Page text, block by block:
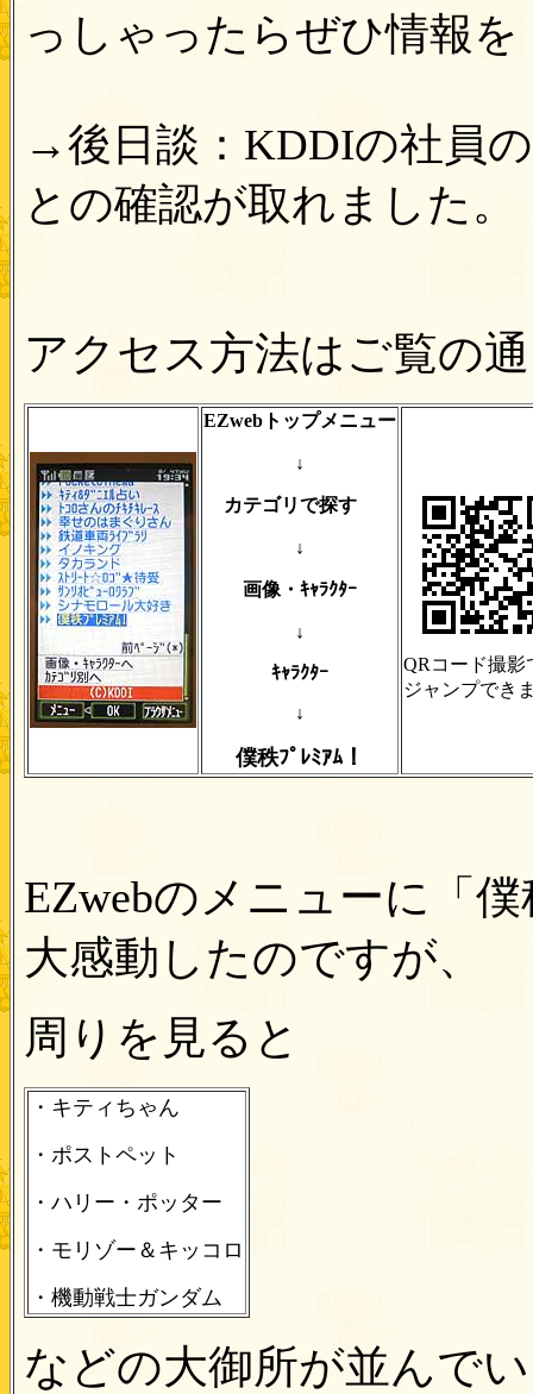
っしゃったらぜひ情報を
→後日談：KDDIの社員
との確認が取れました。
アクセス方法はご覧の
EZwebトップメニュー
↓
カテゴリで探す
↓
画像・ｷｬﾗｸﾀｰ
↓
ｷｬﾗｸﾀｰ
↓
僕秩ﾌﾟﾚﾐｱﾑ！
QRコード撮影
ジャンプでき
EZwebのメニューに「
大感動したのですが、
周りを見ると
・キティちゃん
・ポストペット
・ハリー・ポッター
・モリゾー＆キッコロ
・機動戦士ガンダム
などの大御所が並んで